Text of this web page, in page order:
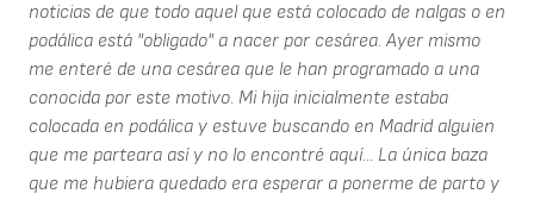
noticias de que todo aquel que está colocado de nalgas o en
podálica está "obligado" a nacer por cesárea. Ayer mismo
me enteré de una cesárea que le han programado a una
conocida por este motivo. Mi hija inicialmente estaba
colocada en podálica y estuve buscando en Madrid alguien
que me parteara así y no lo encontré aquí... La única baza
que me hubiera quedado era esperar a ponerme de parto y